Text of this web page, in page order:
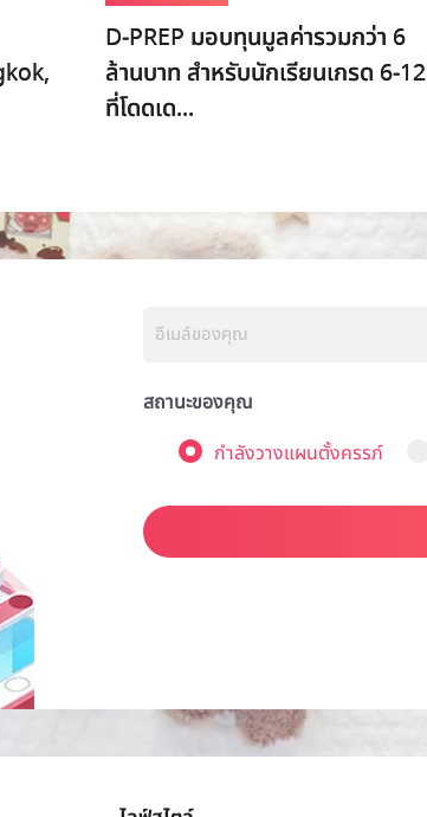
D-PREP มอบทุนมูลค่ารวมกว่า 6
ล้านบาท สำหรับนักเรียนเกรด 6-12
ที่โดดเด...
สถานะของคุณ
กำลังวางแผนตั้งครรภ์